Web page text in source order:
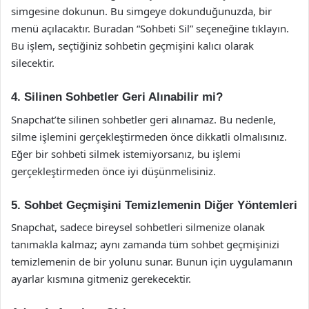
simgesine dokunun. Bu simgeye dokunduğunuzda, bir
menü açılacaktır. Buradan “Sohbeti Sil” seçeneğine tıklayın.
Bu işlem, seçtiğiniz sohbetin geçmişini kalıcı olarak
silecektir.
4. Silinen Sohbetler Geri Alınabilir mi?
Snapchat’te silinen sohbetler geri alınamaz. Bu nedenle,
silme işlemini gerçekleştirmeden önce dikkatli olmalısınız.
Eğer bir sohbeti silmek istemiyorsanız, bu işlemi
gerçekleştirmeden önce iyi düşünmelisiniz.
5. Sohbet Geçmişini Temizlemenin Diğer Yöntemleri
Snapchat, sadece bireysel sohbetleri silmenize olanak
tanımakla kalmaz; aynı zamanda tüm sohbet geçmişinizi
temizlemenin de bir yolunu sunar. Bunun için uygulamanın
ayarlar kısmına gitmeniz gerekecektir.